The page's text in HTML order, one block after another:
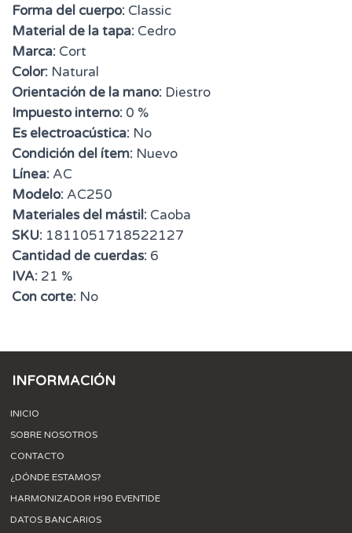
Forma del cuerpo: Classic
Material de la tapa: Cedro
Marca: Cort
Color: Natural
Orientación de la mano: Diestro
Impuesto interno: 0 %
Es electroacústica: No
Condición del ítem: Nuevo
Línea: AC
Modelo: AC250
Materiales del mástil: Caoba
SKU: 1811051718522127
Cantidad de cuerdas: 6
IVA: 21 %
Con corte: No
INFORMACIÓN
INICIO
SOBRE NOSOTROS
CONTACTO
¿DÓNDE ESTAMOS?
HARMONIZADOR H90 EVENTIDE
DATOS BANCARIOS